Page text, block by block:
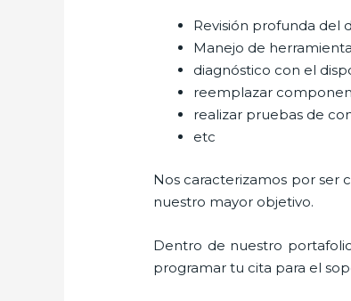
Revisión profunda del
Manejo de
diagnóstico con el
reemplazar
realizar pruebas de
etc
Nos caracterizamos por ser
nuestro mayor objetivo.
Dentro de nuestro
programar tu cita para el